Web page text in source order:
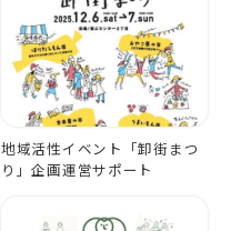
地域活性イベント「卸街まつ
り」企画運営サポート